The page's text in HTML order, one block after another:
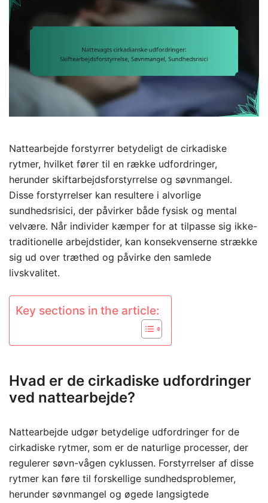
Nattearbejde forstyrrer betydeligt de cirkadiske
rytmer, hvilket fører til en række udfordringer,
herunder skiftarbejdsforstyrrelse og søvnmangel.
Disse forstyrrelser kan resultere i alvorlige
sundhedsrisici, der påvirker både fysisk og mental
velvære. Når individer kæmper for at tilpasse sig ikke-
traditionelle arbejdstider, kan konsekvenserne strække
sig ud over træthed og påvirke den samlede
livskvalitet.
Key sections in the article:
Hvad er de cirkadiske udfordringer
ved nattearbejde?
Nattearbejde udgør betydelige udfordringer for de
cirkadiske rytmer, som er de naturlige processer, der
regulerer søvn-vågen cyklussen. Forstyrrelser af disse
rytmer kan føre til forskellige sundhedsproblemer,
herunder søvnmangel og øgede langsigtede